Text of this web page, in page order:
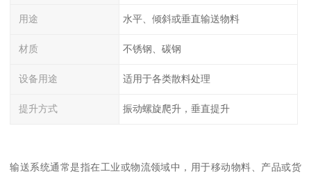
用途 水平、倾斜或垂直输送物料
材质 不锈钢、碳钢
设备用途 适用于各类散料处理
提升方式 振动螺旋爬升，垂直提升
输送系统通常是指在工业或物流领域中，用于移动物料、产品或货